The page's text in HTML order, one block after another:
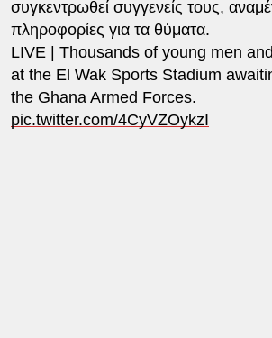
συγκεντρωθεί συγγενείς τους,
πληροφορίες για τα θύματα.
LIVE | Thousands of young men
at the El Wak Sports Stadium
the Ghana Armed Forces.
pic.twitter.com/4CyVZOykzI